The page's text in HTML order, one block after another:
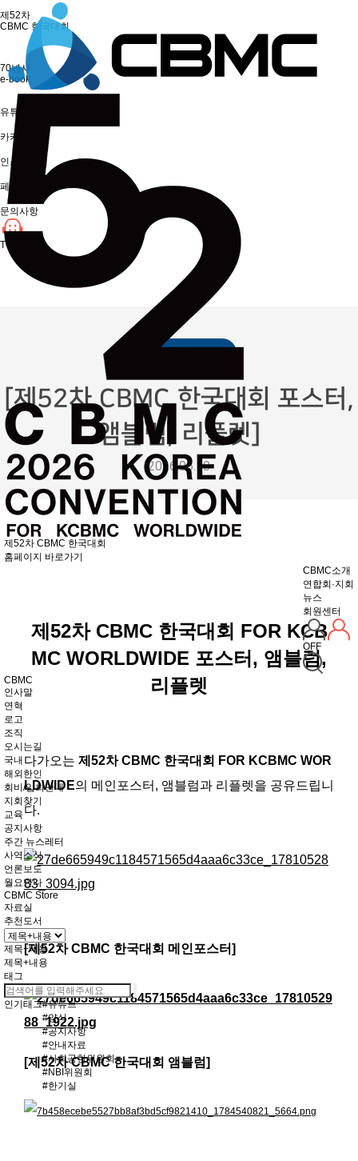
제52차 CBMC 한국대회
홈페이지 바로가기
CBMC소개
연합회·지회
뉴스
회원센터
OFF
CBMC
인사말
연혁
로고
조직
오시는길
국내
해외한인
회비/입회안내
지회찾기
교육
공지사항
주간 뉴스레터
사역소식
언론보도
월요만나
CBMC Store
자료실
추천도서
제목+내용
제목+내용
태그
인기태그#유튜브
#양식
#공지사항
#안내자료
#사회공헌위원회
#NBI위원회
#한기실
제52차
CBMC 한국대회
70년사
e-book
유튜브
카카오톡
인스타그램
페이스북
문의사항
TOP
[제52차 CBMC 한국대회 포스터,
앰블럼, 리플렛]
2026.06.10
제52차 CBMC 한국대회 FOR KCB
MC WORLDWIDE 포스터, 앰블럼,
리플렛
다가오는 제52차 CBMC 한국대회 FOR KCBMC WOR
LDWIDE의 메인포스터, 앰블럼과 리플렛을 공유드립니
다.
[제52차 CBMC 한국대회 메인포스터]
[제52차 CBMC 한국대회 앰블럼]